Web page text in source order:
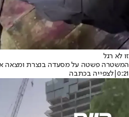
זו לא רגל
המשטרה פשטה על מסעדה בנצרת ומצאה
0:21
|לצפייה בכתבה